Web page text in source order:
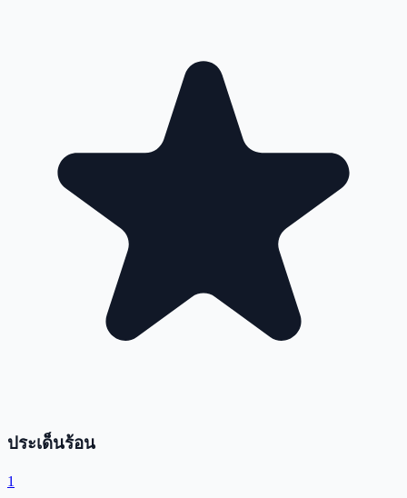
ประเด็นร้อน
1